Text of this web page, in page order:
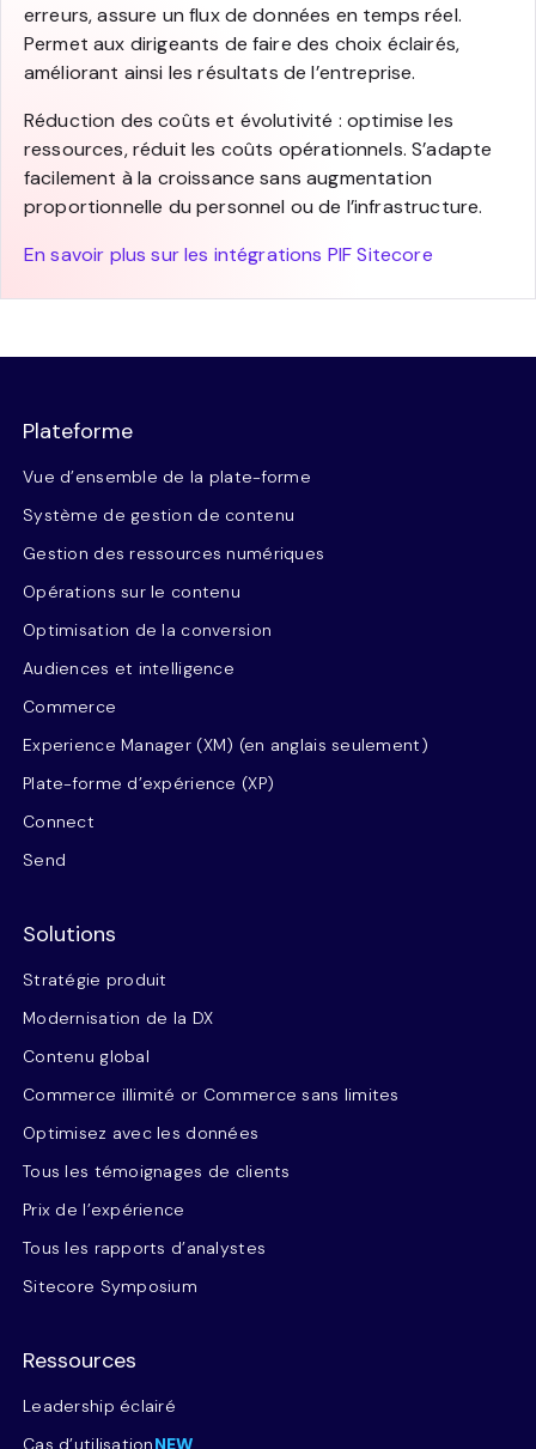
erreurs, assure un flux de données en temps réel.
Permet aux dirigeants de faire des choix éclairés,
améliorant ainsi les résultats de l’entreprise.
Réduction des coûts et évolutivité : optimise les
ressources, réduit les coûts opérationnels. S’adapte
facilement à la croissance sans augmentation
proportionnelle du personnel ou de l’infrastructure.
En savoir plus sur les intégrations PIF Sitecore
Plateforme
Vue d’ensemble de la plate-forme
Système de gestion de contenu
Gestion des ressources numériques
Opérations sur le contenu
Optimisation de la conversion
Audiences et intelligence
Commerce
Experience Manager (XM) (en anglais seulement)
Plate-forme d’expérience (XP)
Connect
Send
Solutions
Stratégie produit
Modernisation de la DX
Contenu global
Commerce illimité or Commerce sans limites
Optimisez avec les données
Tous les témoignages de clients
Prix de l’expérience
Tous les rapports d’analystes
Sitecore Symposium
Ressources
Leadership éclairé
Cas d’utilisationNEW